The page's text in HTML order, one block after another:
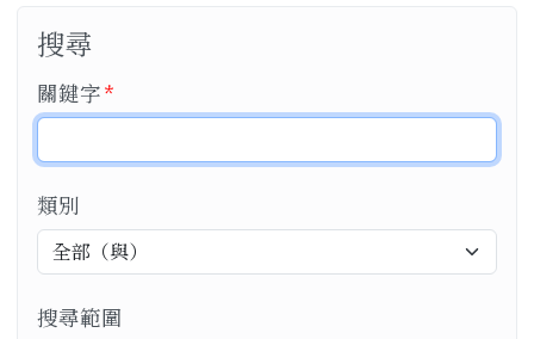
主內容區域
搜尋
關鍵字*
類別
搜尋範圍
頁尾區域